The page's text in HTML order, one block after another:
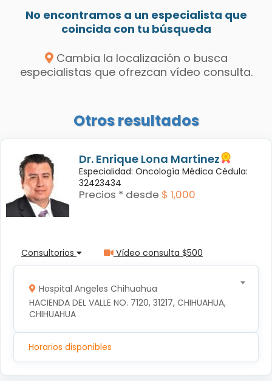
No encontramos a un especialista que
coincida con tu búsqueda
Cambia la localización o busca
especialistas que ofrezcan vídeo consulta.
Otros resultados
Dr. Enrique Lona Martinez
Especialidad: Oncología Médica Cédula:
32423434
Precios * desde $ 1,000
Consultorios Vídeo consulta $500
Hospital Angeles Chihuahua
HACIENDA DEL VALLE NO. 7120, 31217, CHIHUAHUA,
CHIHUAHUA
Horarios disponibles